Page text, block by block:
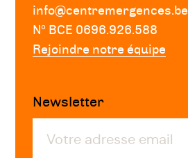
info@centremergences.be
Nº BCE 0696.926.588
Rejoindre notre équipe
Newsletter